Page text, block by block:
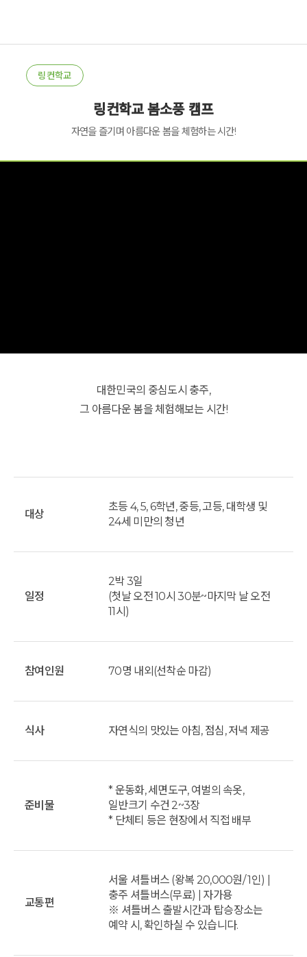
링컨학교
링컨학교 봄소풍 캠프
자연을 즐기며 아름다운 봄을 체험하는 시간!
대한민국의 중심도시 충주,
그 아름다운 봄을 체험해보는 시간!
대상
초등 4, 5, 6학년, 중등, 고등, 대학생 및
24세 미만의 청년
일정
2박 3일
(첫날 오전 10시 30분~마지막 날 오전
11시)
참여인원 70명 내외(선착순 마감)
식사 자연식의 맛있는 아침, 점심, 저녁 제공
준비물
* 운동화, 세면도구, 여벌의 속옷,
일반크기 수건 2~3장
* 단체티 등은 현장에서 직접 배부
교통편
서울 셔틀버스 (왕복 20,000원/ 1인) |
충주 셔틀버스(무료) | 자가용
※ 셔틀버스 출발시간과 탑승장소는
예약 시, 확인하실 수 있습니다.